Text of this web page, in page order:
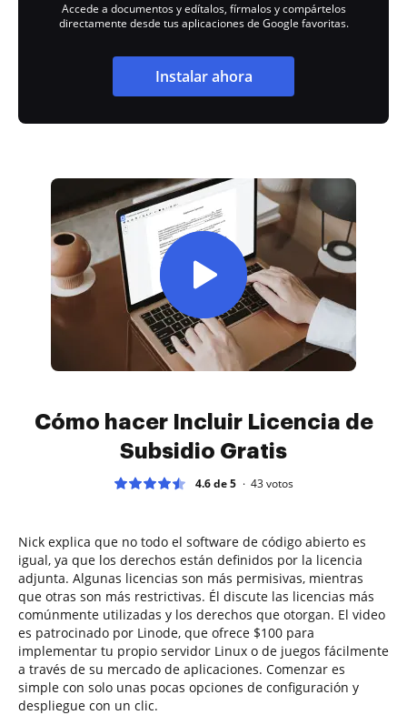
Accede a documentos y edítalos, fírmalos y compártelos
directamente desde tus aplicaciones de Google favoritas.
Instalar ahora
Cómo hacer Incluir Licencia de
Subsidio Gratis
4.6 de 5 43votos
Nick explica que no todo el software de código abierto es
igual, ya que los derechos están definidos por la licencia
adjunta. Algunas licencias son más permisivas, mientras
que otras son más restrictivas. Él discute las licencias más
comúnmente utilizadas y los derechos que otorgan. El video
es patrocinado por Linode, que ofrece $100 para
implementar tu propio servidor Linux o de juegos fácilmente
a través de su mercado de aplicaciones. Comenzar es
simple con solo unas pocas opciones de configuración y
despliegue con un clic.